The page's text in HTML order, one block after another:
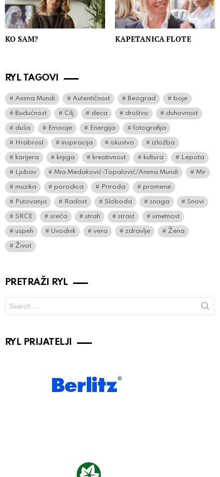
KO SAM? KAPETANICA FLOTE
RYL TAGOVI
Anima Mundi Autentičnost Beograd boje
Budućnost Cilj deca društvo duhovnost
duša Emocije Energija fotografija
Hrabrost inspiracija iskustvo izložba
karijera knjiga kreativnost kultura Lepota
Ljubav Mia Medaković-Topalović/Anima Mundi Mir
muzika porodica Priroda promene
Putovanja Radost Sloboda snaga Snovi
SRCE sreća strah strast umetnost
uspeh Uvodnik vera zdravlje Žena
Život
PRETRAŽI RYL
for:
RYL PRIJATELJI